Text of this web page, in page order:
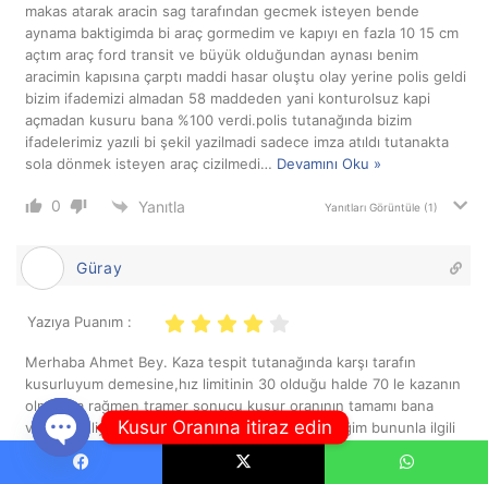
makas atarak aracin sag tarafından gecmek isteyen bende
aynama baktigimda bi araç gormedim ve kapıyı en fazla 10 15 cm
açtım araç ford transit ve büyük olduğundan aynası benim
aracimin kapısına çarptı maddi hasar oluştu olay yerine polis geldi
bizim ifademizi almadan 58 maddeden yani konturolsuz kapi
açmadan kusuru bana %100 verdi.polis tutanağında bizim
ifadelerimiz yazıli bi şekil yazilmadi sadece imza atıldı tutanakta
sola dönmek isteyen araç cizilmedi… Devamını Oku »
0 Yanıtla Yanıtları Görüntüle (1)
Güray
Yazıya Puanım :
Merhaba Ahmet Bey. Kaza tespit tutanağında karşı tarafın
kusurluyum demesine,hız limitinin 30 olduğu halde 70 le kazanın
olmasına rağmen tramer sonucu kusur oranının tamamı bana
verildi .Asliye hukuk Mahkemesine itiraz edeceğim bununla ilgili
metod konusunda yardımcı olur musunuz?
Kusur Oranına itiraz edin
Open